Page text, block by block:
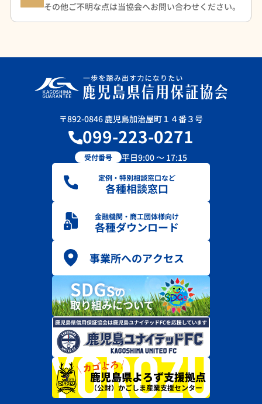
その他ご不明な点は当協会へお問い合わせください。
〒892-0846 鹿児島加治屋町１４番３号
099-223-0271
受付番号 平日9:00 ～ 17:15
定例・特別相談窓口など
各種相談窓口
金融機関・商工団体様向け
各種ダウンロード
事業所へのアクセス